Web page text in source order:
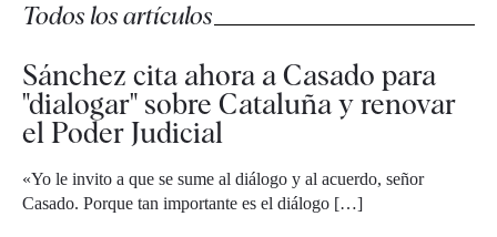
Todos los artículos
Sánchez cita ahora a Casado para
"dialogar" sobre Cataluña y renovar
el Poder Judicial
«Yo le invito a que se sume al diálogo y al acuerdo, señor
Casado. Porque tan importante es el diálogo […]